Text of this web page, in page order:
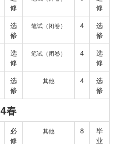
修
修
选
修
笔试（闭卷） 4
选
修
选
修
笔试（闭卷） 4
选
修
选
修
其他 4
选
修
4春
必
修
其他 8
毕
业